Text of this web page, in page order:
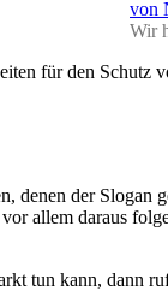
Wir
für den Schutz
denen der Slogan
allem daraus
tun kann, dann